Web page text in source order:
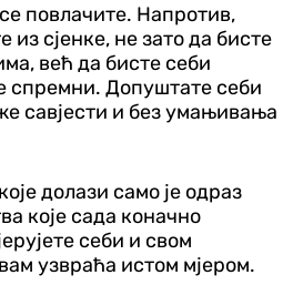
повлачите. Напротив,
из сјенке, не зато да бисте
већ да бисте себи
спремни. Допуштате себи
савјести и без умањивања
долази само је одраз
које сада коначно
себи и свом
узвраћа истом мјером.